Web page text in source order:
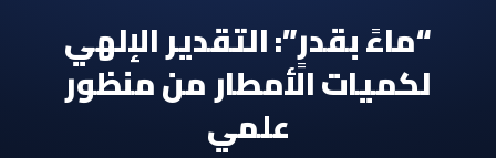
الاعجاز الغيبي في القرآن
الاعجاز في علوم الفلك والفضاء
الاعجاز العلمي في الكائنات الحية
آيات الله في جسم الانسان
المقالات
“ماءً بقدرٍ”: التقدير الإلهي
لكميات الأمطار من منظور
علمي